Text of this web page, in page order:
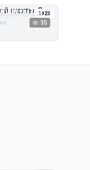
1923
шахты Дуэ
35